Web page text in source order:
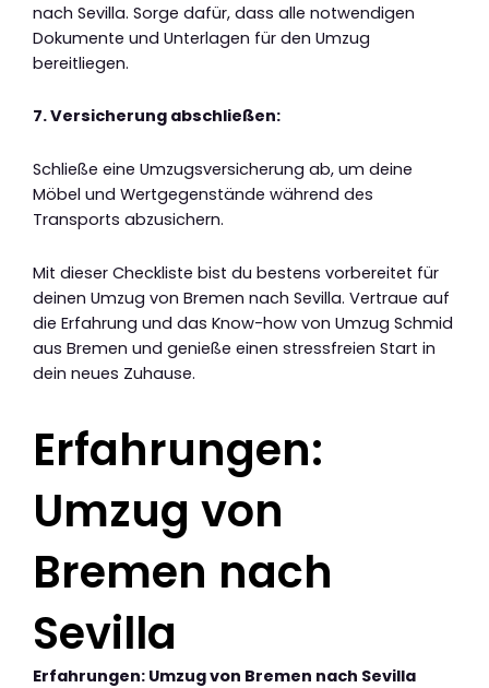
nach Sevilla. Sorge dafür, dass alle notwendigen
Dokumente und Unterlagen für den Umzug
bereitliegen.
7. Versicherung abschließen:
Schließe eine Umzugsversicherung ab, um deine
Möbel und Wertgegenstände während des
Transports abzusichern.
Mit dieser Checkliste bist du bestens vorbereitet für
deinen Umzug von Bremen nach Sevilla. Vertraue auf
die Erfahrung und das Know-how von Umzug Schmid
aus Bremen und genieße einen stressfreien Start in
dein neues Zuhause.
Erfahrungen:
Umzug von
Bremen nach
Sevilla
Erfahrungen: Umzug von Bremen nach Sevilla